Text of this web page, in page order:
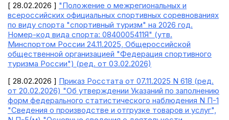
[ 28.02.2026 ] "Положение о межрегиональных и
всероссийских официальных спортивных соревнованиях
по виду спорта "спортивный туризм" на 2026 год.
Номер-код вида спорта: 0840005411Я" (утв.
Минспортом России 24.11.2025, Общероссийской
общественной организацией "Федерация спортивного
туризма России") (ред. от 03.02.2026)
[ 28.02.2026 ] Приказ Росстата от 07.11.2025 N 618 (ред.
от 20.02.2026) "Об утверждении Указаний по заполнению
форм федерального статистического наблюдения N П-1
"Сведения о производстве и отгрузке товаров и услуг",